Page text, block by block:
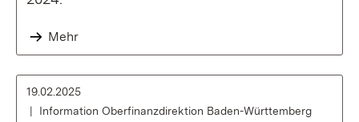
Mehr
19.02.2025
Information Oberfinanzdirektion Baden-Württemberg